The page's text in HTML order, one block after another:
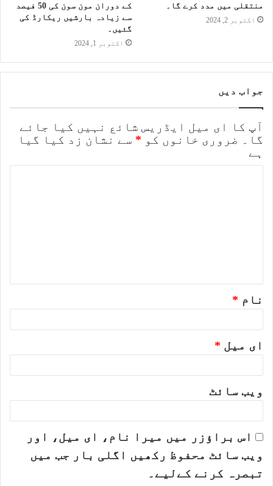
منتقلی میں مدد کرے گا۔
اکتوبر 2, 2024
کے دوران مون سون کی 50 فیصد
سے زیادہ بارشیں ریکارڈ کی
گئیں۔
اکتوبر 1, 2024
جواب دیں
آپ کا ای میل ایڈریس شائع نہیں کیا جائے
گا۔
ضروری خانوں کو * سے نشان زد کیا گیا
ہے
نام *
ای میل *
ویب‌ سائٹ
اس براؤزر میں میرا نام، ای میل، اور
ویب سائٹ محفوظ رکھیں اگلی بار جب میں
تبصرہ کرنے کےلیے۔